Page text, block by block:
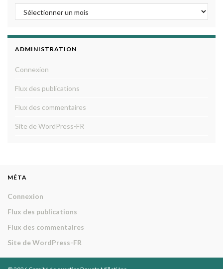
ADMINISTRATION
Connexion
Flux des publications
Flux des commentaires
Site de WordPress-FR
MÉTA
Connexion
Flux des publications
Flux des commentaires
Site de WordPress-FR